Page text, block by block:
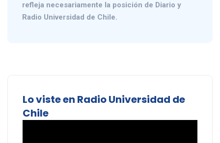
refleja necesariamente la posición de Diario y
Radio Universidad de Chile.
Lo viste en Radio Universidad de
Chile